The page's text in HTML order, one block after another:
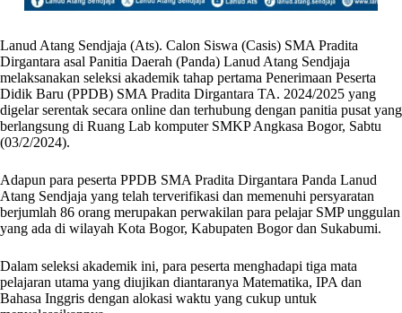
Lanud Atang Sendjaja (Ats). Calon Siswa (Casis) SMA Pradita
Dirgantara asal Panitia Daerah (Panda) Lanud Atang Sendjaja
melaksanakan seleksi akademik tahap pertama Penerimaan Peserta
Didik Baru (PPDB) SMA Pradita Dirgantara TA. 2024/2025 yang
digelar serentak secara online dan terhubung dengan panitia pusat yang
berlangsung di Ruang Lab komputer SMKP Angkasa Bogor, Sabtu
(03/2/2024).
Adapun para peserta PPDB SMA Pradita Dirgantara Panda Lanud
Atang Sendjaja yang telah terverifikasi dan memenuhi persyaratan
berjumlah 86 orang merupakan perwakilan para pelajar SMP unggulan
yang ada di wilayah Kota Bogor, Kabupaten Bogor dan Sukabumi.
Dalam seleksi akademik ini, para peserta menghadapi tiga mata
pelajaran utama yang diujikan diantaranya Matematika, IPA dan
Bahasa Inggris dengan alokasi waktu yang cukup untuk